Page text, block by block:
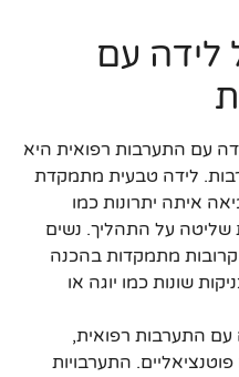
לידה עם
עם התערבות רפואית היא
לידה טבעית מתמקדת
איתה יתרונות כמו
שליטה על התהליך. נשים
מתמקדות בהכנה
שונות כמו יוגה או
עם התערבות רפואית,
התערבויות